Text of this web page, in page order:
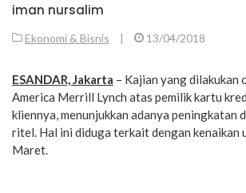
iman nursalim
Ekonomi & Bisnis | 13/04/2018
ESANDAR, Jakarta – Kajian yang dilakukan
America Merrill Lynch atas pemilik kartu
kliennya, menunjukkan adanya peningkatan
ritel. Hal ini diduga terkait dengan kenaikan
Maret.